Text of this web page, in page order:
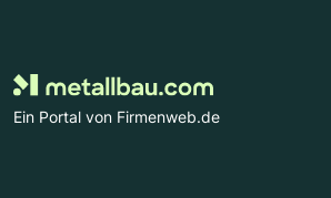
Ein Portal von Firmenweb.de